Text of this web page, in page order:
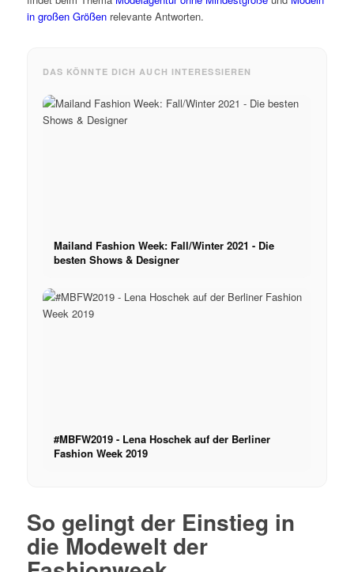
in großen Größenrelevante Antworten.
DAS KÖNNTE DICH AUCH INTERESSIEREN
Mailand Fashion Week: Fall/Winter 2021 - Die
besten Shows & Designer
#MBFW2019 - Lena Hoschek auf der Berliner
Fashion Week 2019
So gelingt der Einstieg in
die Modewelt der